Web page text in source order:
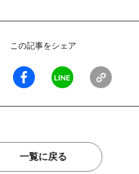
この記事をシェア
一覧に戻る